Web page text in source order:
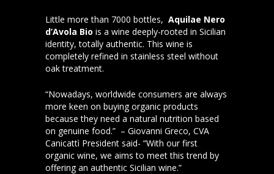
Little more than 7000 bottles, Aquilae Nero
d’Avola Bio is a wine deeply-rooted in Sicilian
identity, totally authentic. This wine is
completely refined in stainless steel without
oak treatment.
“Nowadays, worldwide consumers are always
more keen on buying organic products
because they need a natural nutrition based
on genuine food.” – Giovanni Greco, CVA
Canicattì President said- “With our first
organic wine, we aims to meet this trend by
offering an authentic Sicilian wine.”